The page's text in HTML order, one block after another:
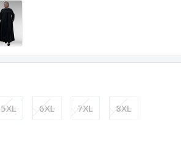
5XL 6XL 7XL 8XL